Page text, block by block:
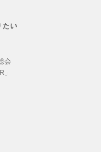
たい
会